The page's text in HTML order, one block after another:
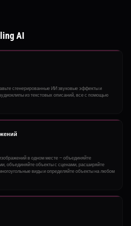
AI
сгенерированные ИИ звуковые эффекты и
из текстовых описаний, все с помощью
в одном месте — объединяйте
объединяйте объекты с сценами, расширяйте
виды и определяйте объекты на любом